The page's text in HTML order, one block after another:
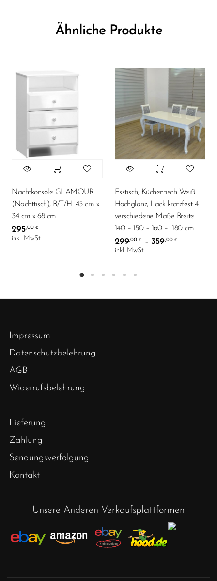
Ähnliche Produkte
Nachtkonsole GLAMOUR
(Nachttisch), B/T/H: 45 cm x
34 cm x 68 cm
295,00 €
inkl. MwSt.
Esstisch, Küchentisch Weiß
Hochglanz, Lack kratzfest 4
verschiedene Maße Breite
140 – 150 – 160 – 180 cm
299,00€ – 359,00€
inkl. MwSt.
Impressum
Datenschutzbelehrung
AGB
Widerrufsbelehrung
Lieferung
Zahlung
Sendungsverfolgung
Kontakt
Unsere Anderen Verkaufsplattformen